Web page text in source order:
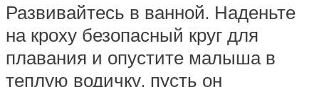
Развивайтесь в ванной. Наденьте
на кроху безопасный круг для
плавания и опустите малыша в
теплую водичку, пусть он